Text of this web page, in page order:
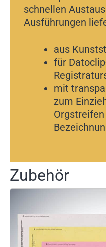
schnellen
Ausführungen
aus
für
mit
zum
Orgstreifen
Zubehör